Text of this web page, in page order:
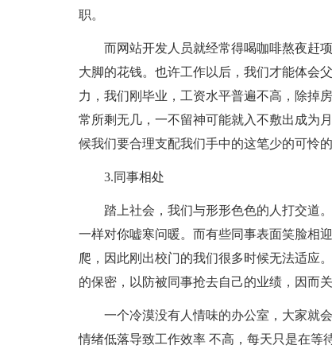
职。
而网站开发人员就经常得喝咖啡熬夜赶
大脚的花钱。也许工作以后，我们才能体会
力，我们刚毕业，工资水平普遍不高，除掉
常所剩无几，一不留神可能就入不敷出成为
候我们要合理支配我们手中的这笔少的可怜的
3.同事相处
踏上社会，我们与形形色色的人打交道
一样对你嘘寒问暖。而有些同事表面笑脸相
爬，因此刚出校门的我们很多时候无法适应
的保密，以防被同事抢去自己的业绩，因而
一个冷漠没有人情味的办公室，大家就
情绪低落导致工作效率 不高，每天只是在等